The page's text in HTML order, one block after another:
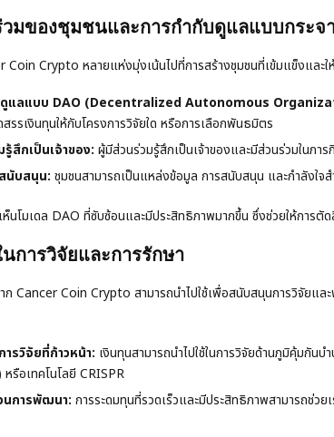
มของชุมชนและการกำกับดูแลแบบกระจ
Coin Crypto หลายแห่งมุ่งเน้นไปที่การสร้างชุมชนที่เข้มแข็งและใ
ดูแลแบบ DAO (Decentralized Autonomous
สรรเงินทุนให้กับโครงการวิจัยใด หรือการเลือกพันธมิตร
รู้สึกเป็นเจ้าของ: ผู้มีส่วนร่วมรู้สึกเป็นเจ้าของและมีส่วนร่วมในภาร
นับสนุน: ชุมชนสามารถเป็นแหล่งข้อมูล การสนับสนุน และกำลังใจ
ห็นโมเดล DAO ที่ซับซ้อนและมีประสิทธิภาพมากขึ้น ซึ่งช่วยให้การตัด
การวิจัยและการรักษา
ก Cancer Coin Crypto สามารถนำไปใช้เพื่อสนับสนุนการวิจัยแล
รวิจัยที่ก้าวหน้า: เงินทุนสามารถนำไปใช้ในการวิจัยด้านภูมิคุ้มกั
รือเทคโนโลยี CRISPR
นการพัฒนา: การระดมทุนที่รวดเร็วและมีประสิทธิภาพสามารถช่วย